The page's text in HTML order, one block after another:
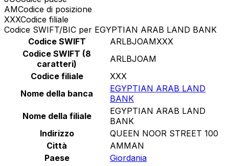
AMCodice di posizione
XXXCodice filiale
Codice SWIFT/BIC per EGYPTIAN ARAB LAND BANK
Codice SWIFT
ARLBJOAMXXX
Codice SWIFT (8
caratteri)
ARLBJOAM
Codice filiale
XXX
Nome della banca
EGYPTIAN ARAB LAND
BANK
Nome della filiale
EGYPTIAN ARAB LAND
BANK
Indirizzo
QUEEN NOOR STREET 100
Città
AMMAN
Paese
Giordania